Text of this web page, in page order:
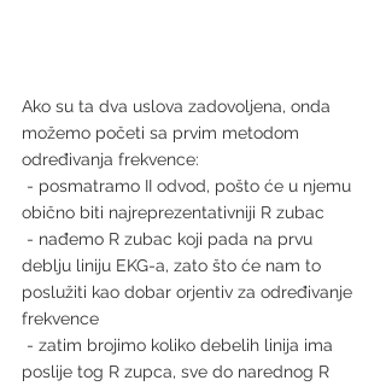
Ako su ta dva uslova zadovoljena, onda
možemo početi sa prvim metodom
određivanja frekvence:
obično biti najreprezentativniji R zubac
deblju liniju EKG-a, zato što će nam to
poslužiti kao dobar orjentiv za određivanje
frekvence
poslije tog R zupca, sve do narednog R